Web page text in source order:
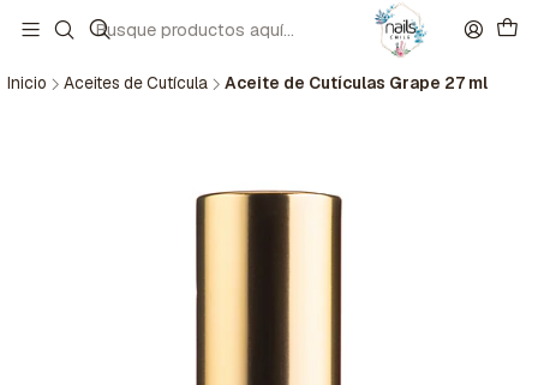
Inicio Aceites de Cutícula Aceite de Cutículas Grape 27 ml